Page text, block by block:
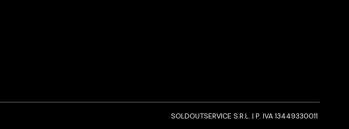
SOLDOUTSERVICE S.R.L. | P. IVA 13449330011